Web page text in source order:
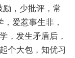
，少批评，常
爱惹事生非，
，发生矛盾后，
个大包，知优习